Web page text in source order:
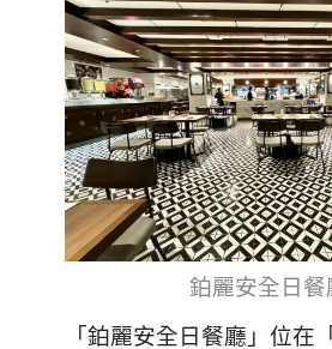
鉑麗安全日餐
「鉑麗安全日餐廳」位在